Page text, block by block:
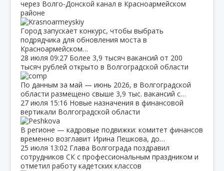
через Волго‑Донской канал в Красноармейском
районе
Город запускает конкурс, чтобы выбрать
подрядчика для обновления моста в
Красноармейском…
28 июля 09:27 Более 3,9 тысяч вакансий от 200
тысяч рублей открыто в Волгоградской области
По данным за май — июнь 2026, в Волгоградской
области размещено свыше 3,9 тыс. вакансий с…
27 июля 15:16 Новые назначения в финансовой
вертикали Волгоградской области
В регионе — кадровые подвижки: комитет финансов
временно возглавит Ирина Пешкова, до…
25 июля 13:02 Глава Волгограда поздравил
сотрудников СК с профессиональным праздником и
отметил работу кадетских классов